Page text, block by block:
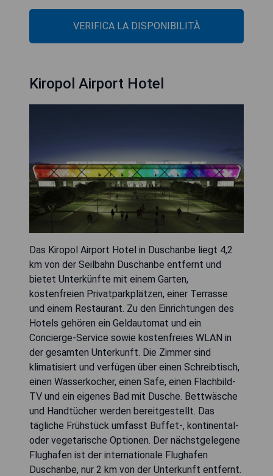
VERIFICA LA DISPONIBILITÀ
Kiropol Airport Hotel
Das Kiropol Airport Hotel in Duschanbe liegt 4,2
km von der Seilbahn Duschanbe entfernt und
bietet Unterkünfte mit einem Garten,
kostenfreien Privatparkplätzen, einer Terrasse
und einem Restaurant. Zu den Einrichtungen des
Hotels gehören ein Geldautomat und ein
Concierge-Service sowie kostenfreies WLAN in
der gesamten Unterkunft. Die Zimmer sind
klimatisiert und verfügen über einen Schreibtisch,
einen Wasserkocher, einen Safe, einen Flachbild-
TV und ein eigenes Bad mit Dusche. Bettwäsche
und Handtücher werden bereitgestellt. Das
tägliche Frühstück umfasst Buffet-, kontinental-
oder vegetarische Optionen. Der nächstgelegene
Flughafen ist der internationale Flughafen
Duschanbe, nur 2 km von der Unterkunft entfernt.